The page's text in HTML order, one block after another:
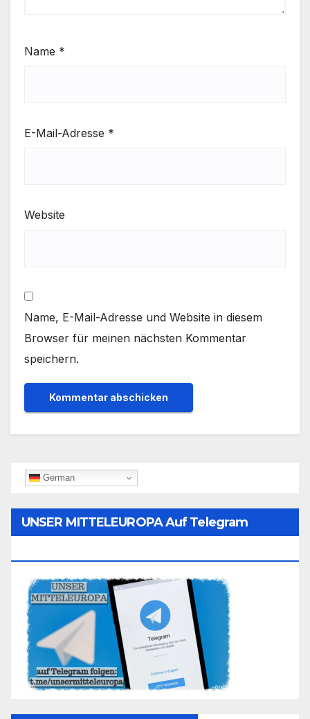
Name *
E-Mail-Adresse *
Website
Name, E-Mail-Adresse und Website in diesem
Browser für meinen nächsten Kommentar
speichern.
German
UNSER MITTELEUROPA Auf Telegram